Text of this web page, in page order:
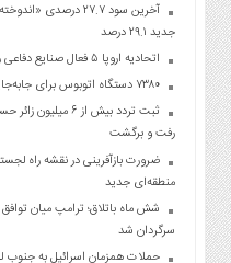
آخرین سود ۲۷.۷
جدید ۲۹.۱ درصد
اتحادیه اروپا ۵ فعال صنایع دفاعی روسیه را تحریم کرد
۷۳۸۰ دستگاه اتوبوس برای جابه‌جایی زائران اربعین به‌ کارگیری شد
ثبت تردد بیش از ۶
رفت و برگشت
ضرورت بازآفرینی در نقشه راه
منطقه‌ای جدید
شش ماه باتلاق؛ ترامپ میان
سرگردان شد
حملات همزمان اسرائیل به جنوب